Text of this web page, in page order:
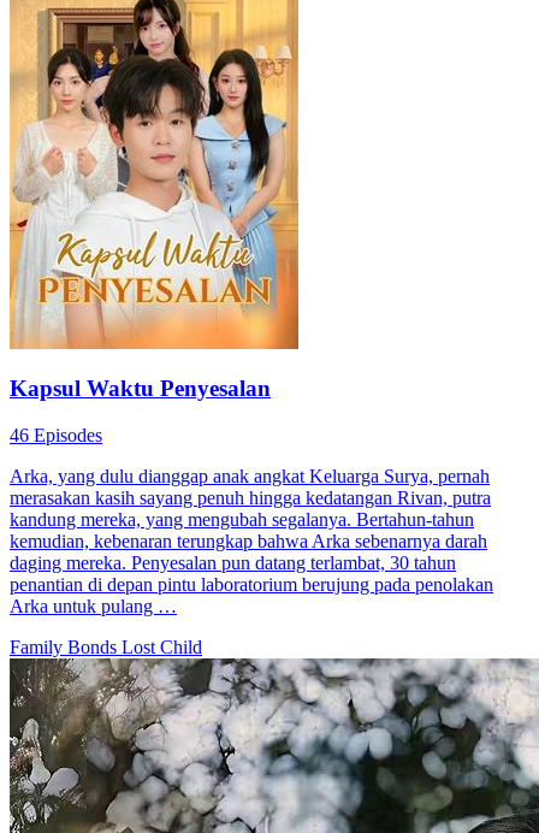
Kapsul Waktu Penyesalan
46 Episodes
Arka, yang dulu dianggap anak angkat Keluarga Surya, pernah
merasakan kasih sayang penuh hingga kedatangan Rivan, putra
kandung mereka, yang mengubah segalanya. Bertahun-tahun
kemudian, kebenaran terungkap bahwa Arka sebenarnya darah
daging mereka. Penyesalan pun datang terlambat, 30 tahun
penantian di depan pintu laboratorium berujung pada penolakan
Arka untuk pulang …
Family Bonds Lost Child